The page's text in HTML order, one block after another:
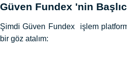
Güven Fundex 'nin
Şimdi Güven Fundex işlem
bir göz atalım: